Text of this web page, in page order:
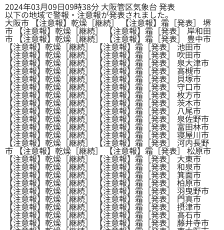
2024年03月09日09時38分 大阪管区気象台 発表
以下の地域で警報・注意報が発表されました。
大阪市 【注意報】乾燥［継続］ 【注意報】霜［発表］ 堺
市 【注意報】乾燥［継続］ 【注意報】霜［発表］ 岸和田
市 【注意報】乾燥［継続］ 【注意報】霜［発表］ 豊中市
【注意報】乾燥［継続］ 【注意報】霜［発表］ 池田市
【注意報】乾燥［継続］ 【注意報】霜［発表］ 吹田市
【注意報】乾燥［継続］ 【注意報】霜［発表］ 泉大津市
【注意報】乾燥［継続］ 【注意報】霜［発表］ 高槻市
【注意報】乾燥［継続］ 【注意報】霜［発表］ 貝塚市
【注意報】乾燥［継続］ 【注意報】霜［発表］ 守口市
【注意報】乾燥［継続］ 【注意報】霜［発表］ 枚方市
【注意報】乾燥［継続］ 【注意報】霜［発表］ 茨木市
【注意報】乾燥［継続］ 【注意報】霜［発表］ 八尾市
【注意報】乾燥［継続］ 【注意報】霜［発表］ 泉佐野市
【注意報】乾燥［継続］ 【注意報】霜［発表］ 富田林市
【注意報】乾燥［継続］ 【注意報】霜［発表］ 寝屋川市
【注意報】乾燥［継続］ 【注意報】霜［発表］ 河内長野
市 【注意報】乾燥［継続］ 【注意報】霜［発表］ 松原市
【注意報】乾燥［継続］ 【注意報】霜［発表］ 大東市
【注意報】乾燥［継続］ 【注意報】霜［発表］ 和泉市
【注意報】乾燥［継続］ 【注意報】霜［発表］ 箕面市
【注意報】乾燥［継続］ 【注意報】霜［発表］ 柏原市
【注意報】乾燥［継続］ 【注意報】霜［発表］ 羽曳野市
【注意報】乾燥［継続］ 【注意報】霜［発表］ 門真市
【注意報】乾燥［継続］ 【注意報】霜［発表］ 摂津市
【注意報】乾燥［継続］ 【注意報】霜［発表］ 高石市
【注意報】乾燥［継続］ 【注意報】霜［発表］ 藤井寺市